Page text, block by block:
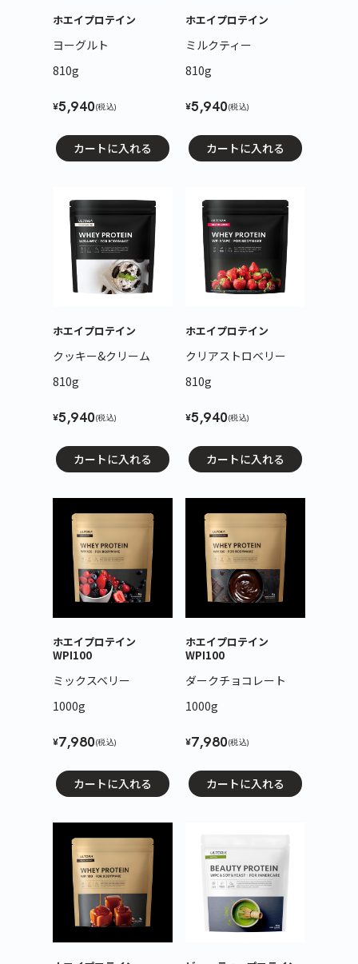
ホエイプロテイン
ヨーグルト
810g
¥5,940(税込)
カートに入れる
ホエイプロテイン
ミルクティー
810g
¥5,940(税込)
カートに入れる
ホエイプロテイン
クッキー&クリーム
810g
¥5,940(税込)
カートに入れる
ホエイプロテイン
クリアストロベリー
810g
¥5,940(税込)
カートに入れる
ホエイプロテイン
WPI100
ミックスベリー
1000g
¥7,980(税込)
カートに入れる
ホエイプロテイン
WPI100
ダークチョコレート
1000g
¥7,980(税込)
カートに入れる